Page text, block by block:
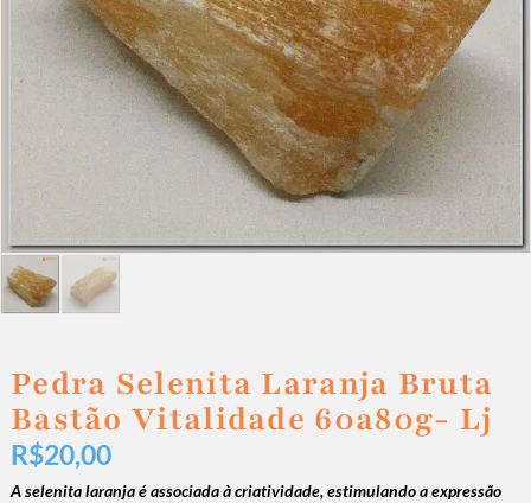
Pedra Selenita Laranja Bruta
Bastão Vitalidade 60a80g- Lj
R$20,00
A selenita laranja é associada à criatividade, estimulando a expressão